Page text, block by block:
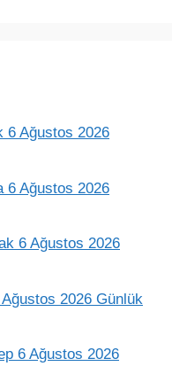
6 Ağustos 2026
6 Ağustos 2026
6 Ağustos 2026
2026 Günlük
6 Ağustos 2026